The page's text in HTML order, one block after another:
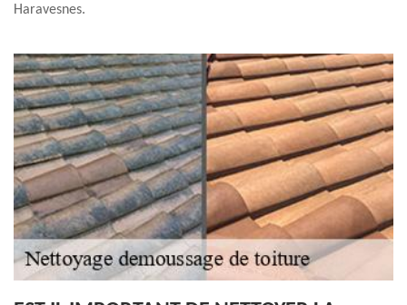
Haravesnes.